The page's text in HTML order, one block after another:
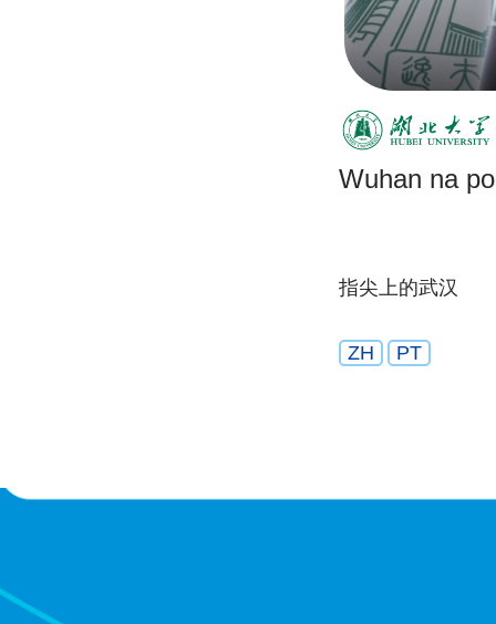
Wuhan na
指尖上的武汉
ZH PT